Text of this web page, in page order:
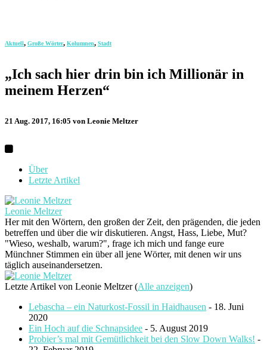
Aktuell, Große Wörter, Kolumnen, Stadt
„Ich sach hier drin bin ich Millionär in
meinem Herzen“
21 Aug. 2017, 16:05 von Leonie Meltzer
Über
Letzte Artikel
Leonie Meltzer
Her mit den Wörtern, den großen der Zeit, den prägenden, die jeden
betreffen und über die wir diskutieren. Angst, Hass, Liebe, Mut?
"Wieso, weshalb, warum?", frage ich mich und fange eure
Münchner Stimmen ein über all jene Wörter, mit denen wir uns
täglich auseinandersetzen.
Letzte Artikel von Leonie Meltzer(Alle anzeigen)
Lebascha – ein Naturkost-Fossil in Haidhausen - 18. Juni
2020
Ein Hoch auf die Schnapsidee - 5. August 2019
Probier’s mal mit Gemütlichkeit bei den Slow Down Walks! -